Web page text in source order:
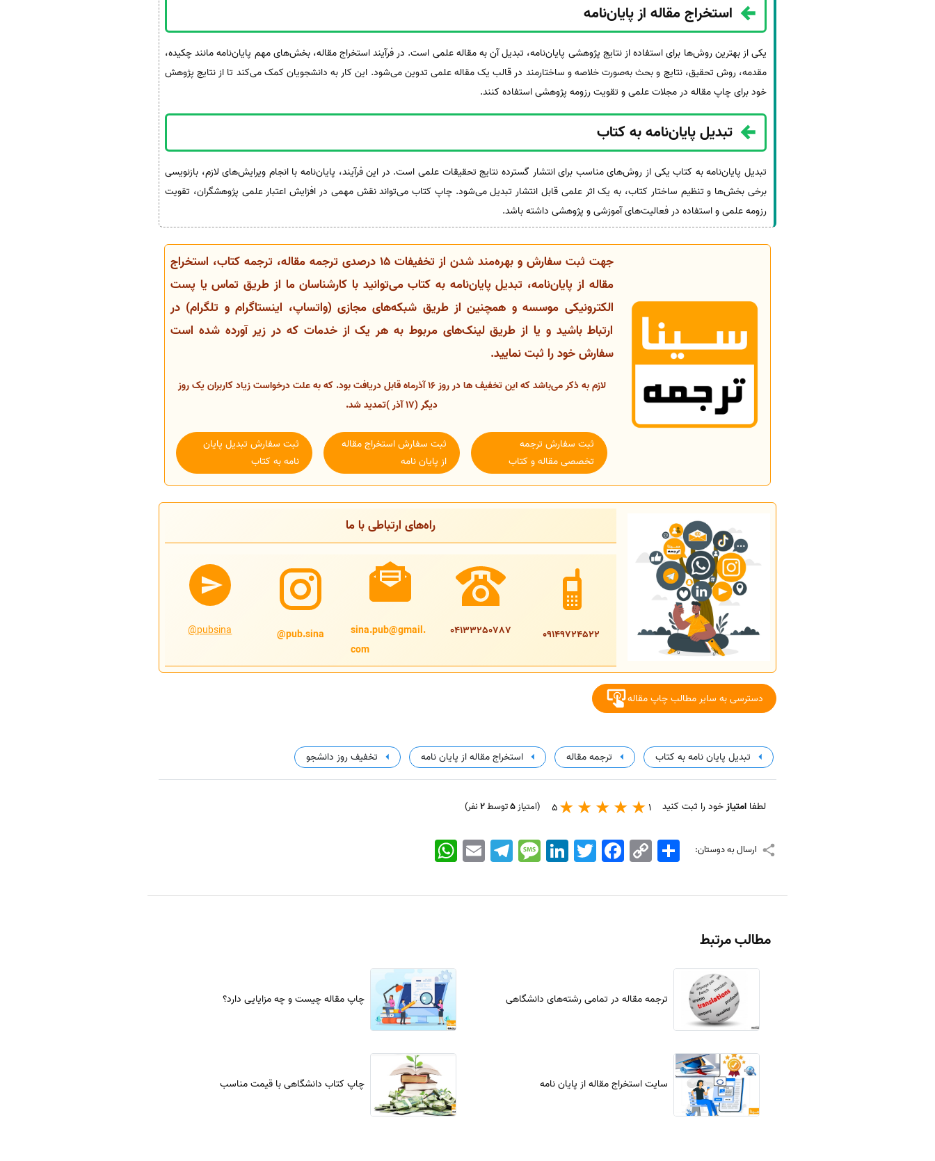
استخراج مقاله از پایان‌نامه
یکی از بهترین روش‌ها برای استفاده از نتایج پژوهشی پایان‌نامه، تبدیل آن به مقاله علمی است. در فرآیند استخراج مقاله، بخش‌های مهم پایان‌نامه مانند چکیده،
مقدمه، روش تحقیق، نتایج و بحث به‌صورت خلاصه و ساختارمند در قالب یک مقاله علمی تدوین می‌شود. این کار به دانشجویان کمک می‌کند تا از نتایج پژوهش
خود برای چاپ مقاله در مجلات علمی و تقویت رزومه پژوهشی استفاده کنند.
تبدیل پایان‌نامه به کتاب
تبدیل پایان‌نامه به کتاب یکی از روش‌های مناسب برای انتشار گسترده نتایج تحقیقات علمی است. در این فرآیند، پایان‌نامه با انجام ویرایش‌های لازم، بازنویسی
برخی بخش‌ها و تنظیم ساختار کتاب، به یک اثر علمی قابل انتشار تبدیل می‌شود. چاپ کتاب می‌تواند نقش مهمی در افزایش اعتبار علمی پژوهشگران، تقویت
رزومه علمی و استفاده در فعالیت‌های آموزشی و پژوهشی داشته باشد.
جهت ثبت سفارش و بهره‌مند شدن از تخفیفات 15 درصدی ترجمه مقاله، ترجمه کتاب، استخراج
مقاله از پایان‌نامه، تبدیل پایان‌نامه به کتاب می‌توانید با کارشناسان ما از طریق تماس یا پست
الکترونیکی موسسه و همچنین از طریق شبکه‌های مجازی (واتساپ، اینستاگرام و تلگرام) در
ارتباط باشید و یا از طریق لینک‌های مربوط به هر یک از خدمات که در زیر آورده شده است
سفارش خود را ثبت نمایید.
لازم به ذکر می‌باشد که این تخفیف‌ ها در روز 16 آذرماه قابل دریافت بود. که به علت درخواست زیاد کاربران یک روز
دیگر (17 آذر )تمدید شد.
ثبت سفارش ترجمه
تخصصی مقاله و کتاب
ثبت سفارش استخراج مقاله
از پایان نامه
ثبت سفارش تبدیل پایان
نامه به کتاب
راه‌های ارتباطی با ما
09149724522
04133250787
sina.pub@gmail.
com
pub.sina@
@pubsina
دسترسی به سایر مطالب چاپ مقاله
تبدیل پایان نامه به کتاب ترجمه مقاله استخراج مقاله از پایان نامه تخفیف روز دانشجو
لطفا امتیازخود را ثبت کنید 1
5 (امتیاز5توسط2نفر)
ارسال به دوستان: WhatsApp EmailTelegramMessageLinkedIn TwitterFacebook Copy
Link
اشتراک
مطالب مرتبط
ترجمه مقاله در تمامی رشته‌های دانشگاهی چاپ مقاله چیست و چه مزایایی دارد؟
سایت استخراج مقاله از پایان نامه چاپ کتاب دانشگاهی با قیمت مناسب